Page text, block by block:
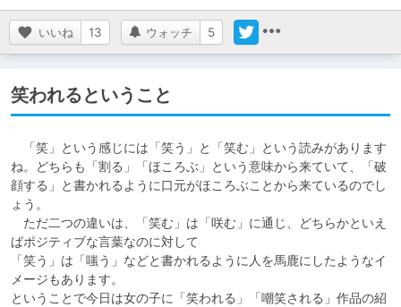
いいね 13 ウォッチ 5
笑われるということ
「笑」という感じには「笑う」と「笑む」という読みがあります
ね。どちらも「割る」「ほころぶ」という意味から来ていて、「破
顔する」と書かれるように口元がほころぶことから来ているのでし
ょう。
ただ二つの違いは、「笑む」は「咲む」に通じ、どちらかといえ
ばポジティブな言葉なのに対して
「笑う」は「嗤う」などと書かれるように人を馬鹿にしたようなイ
メージもあります。
ということで今日は女の子に「笑われる」「嘲笑される」作品の紹